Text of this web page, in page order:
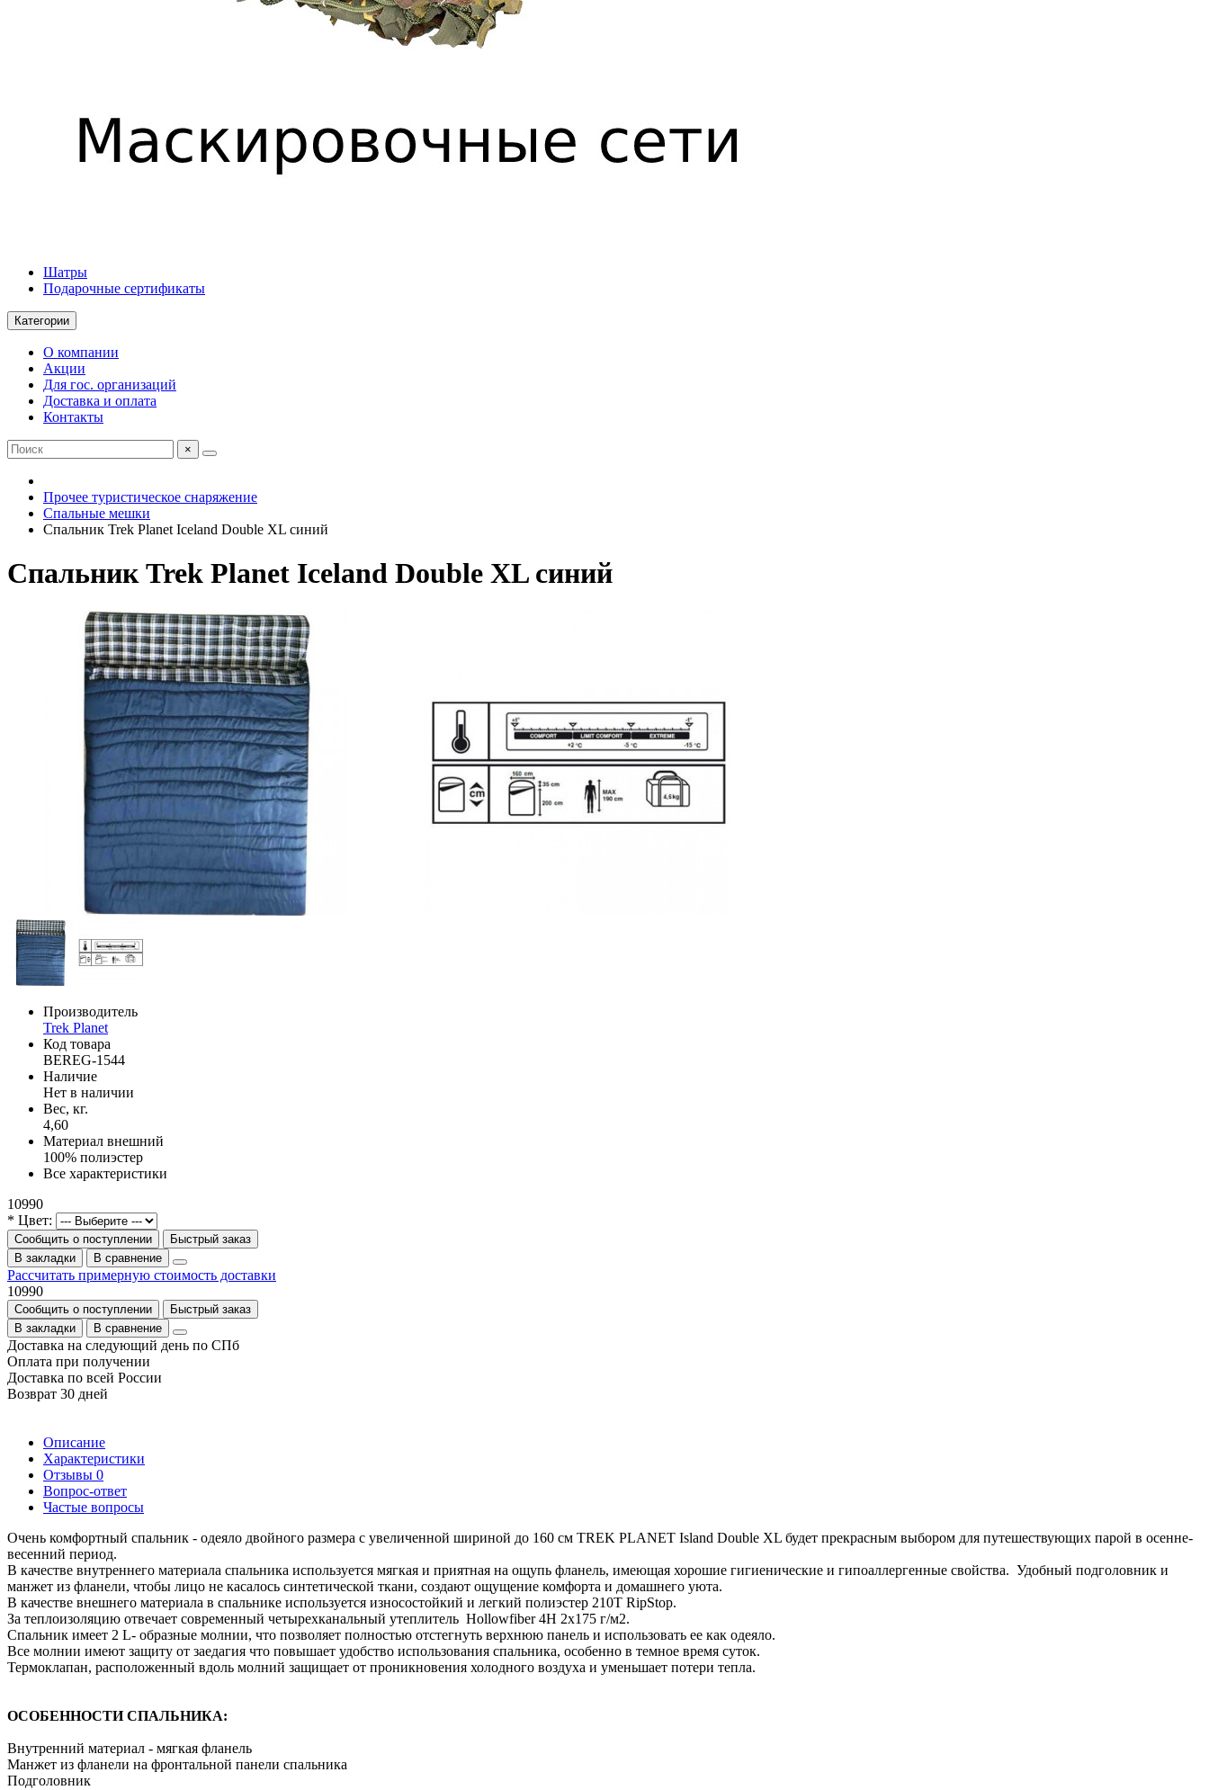
Шатры
Подарочные сертификаты
Категории
О компании
Акции
Для гос. организаций
Доставка и оплата
Контакты
×
Прочее туристическое снаряжение
Спальные мешки
Спальник Trek Planet Iceland Double XL синий
Спальник Trek Planet Iceland Double XL синий
Производитель
Trek Planet
Код товара
BEREG-1544
Наличие
Нет в наличии
Вес, кг.
4,60
Материал внешний
100% полиэстер
Все характеристики
10990
* Цвет:
Сообщить о поступлении
Быстрый заказ
В закладки
В сравнение
Рассчитать примерную стоимость доставки
10990
Сообщить о поступлении
Быстрый заказ
В закладки
В сравнение
Доставка на следующий день по СПб
Оплата при получении
Доставка по всей России
Возврат 30 дней
Описание
Характеристики
Отзывы 0
Вопрос-ответ
Частые вопросы
Очень комфортный спальник - одеяло двойного размера с увеличенной шириной до 160 см TREK PLANET Island Double XL будет прекрасным выбором для путешествующих парой в осенне-
весенний период.
В качестве внутреннего материала спальника используется мягкая и приятная на ощупь фланель, имеющая хорошие гигиенические и гипоаллергенные свойства. Удобный подголовник и
манжет из фланели, чтобы лицо не касалось синтетической ткани, создают ощущение комфорта и домашнего уюта.
В качестве внешнего материала в спальнике используется износостойкий и легкий полиэстер 210Т RipStop.
За теплоизоляцию отвечает современный четырехканальный утеплитель Hollowfiber 4H 2х175 г/м2.
Спальник имеет 2 L- образные молнии, что позволяет полностью отстегнуть верхнюю панель и использовать ее как одеяло.
Все молнии имеют защиту от заедагия что повышает удобство использования спальника, особенно в темное время суток.
Термоклапан, расположенный вдоль молний защищает от проникновения холодного воздуха и уменьшает потери тепла.
ОСОБЕННОСТИ СПАЛЬНИКА:
Внутренний материал - мягкая фланель
Манжет из фланели на фронтальной панели спальника
Подголовник